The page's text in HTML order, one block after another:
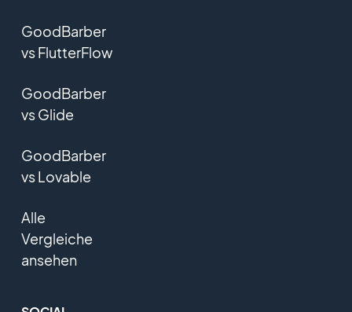
GoodBarber
vs FlutterFlow
GoodBarber
vs Glide
GoodBarber
vs Lovable
Alle
Vergleiche
ansehen